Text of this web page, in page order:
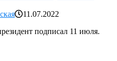
11.07.2022
подписал 11 июля.